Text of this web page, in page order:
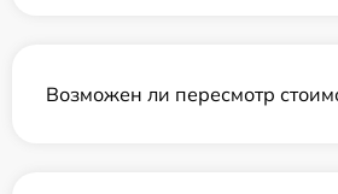
Возможен ли пересмотр